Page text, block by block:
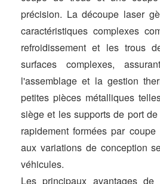
précision. La découpe laser
caractéristiques complexes
refroidissement et les trous
surfaces complexes,
l'assemblage et la gestion
petites pièces métalliques
siège et les supports de port
rapidement formées par
aux variations de conception
véhicules.
Les principaux avantages